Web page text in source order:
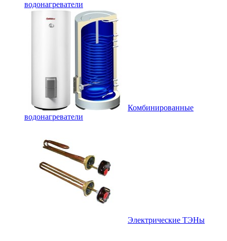
водонагреватели
Комбинированные
водонагреватели
Электрические ТЭНы